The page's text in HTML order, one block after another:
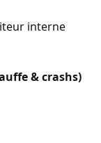
interne
& crashs)